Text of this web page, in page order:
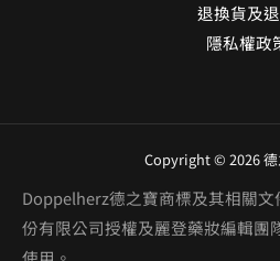
退換貨及
隱私權政
Copyright © 2026 德
Doppelherz德之寶商標及其相關
份有限公司授權及麗登藥妝編輯團